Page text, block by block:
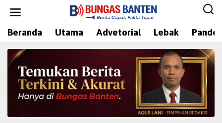
Beranda Utama Advetorial Lebak